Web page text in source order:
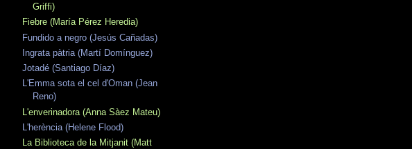
Griffi)
Fiebre (María Pérez Heredia)
Fundido a negro (Jesús Cañadas)
Ingrata pàtria (Martí Domínguez)
Jotadé (Santiago Díaz)
L'Emma sota el cel d'Oman (Jean
Reno)
L'enverinadora (Anna Sàez Mateu)
L'herència (Helene Flood)
La Biblioteca de la Mitjanit (Matt